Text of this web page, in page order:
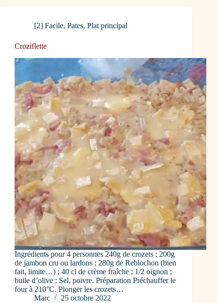
[2] Facile, Pates, Plat principal
Croziflette
Ingrédients pour 4 personnes 240g de crozets ; 200g
de jambon cru ou lardons ; 280g de Reblochon (bien
fait, limite…) ; 40 cl de crème fraîche ; 1/2 oignon ;
huile d’olive ; Sel, poivre. Préparation Préchauffer le
four à 210°C. Plonger les crozets…
Marc
25 octobre 2022